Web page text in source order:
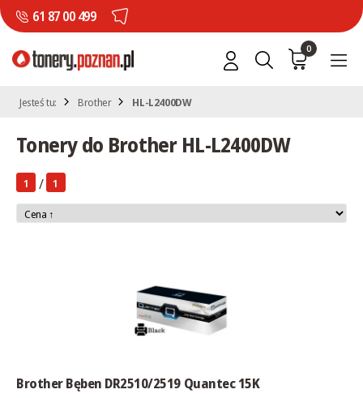
61 87 00 499
0
Jesteś tu: Brother HL-L2400DW
Tonery do Brother HL-L2400DW
1 / 1
Brother Bęben DR2510/2519 Quantec 15K